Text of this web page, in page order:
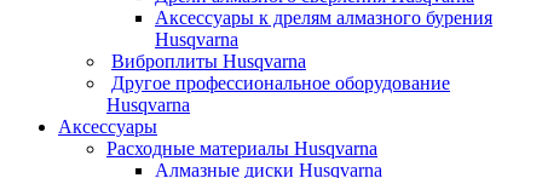
Аксессуары к дрелям алмазного бурения
Husqvarna
Виброплиты Husqvarna
Другое профессиональное оборудование
Husqvarna
Аксессуары
Расходные материалы Husqvarna
Алмазные диски Husqvarna